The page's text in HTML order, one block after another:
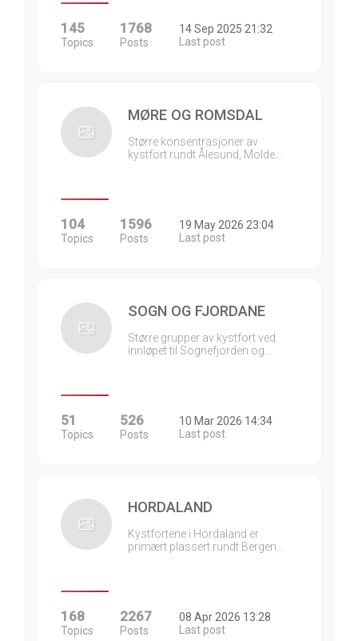
145
Topics
1768
Posts
14 Sep 2025 21:32
Last post
MØRE OG ROMSDAL
Større konsentrasjoner av
kystfort rundt Ålesund, Molde…
104
Topics
1596
Posts
19 May 2026 23:04
Last post
SOGN OG FJORDANE
Større grupper av kystfort ved
innløpet til Sognefjorden og…
51
Topics
526
Posts
10 Mar 2026 14:34
Last post
HORDALAND
Kystfortene i Hordaland er
primært plassert rundt Bergen…
168
Topics
2267
Posts
08 Apr 2026 13:28
Last post